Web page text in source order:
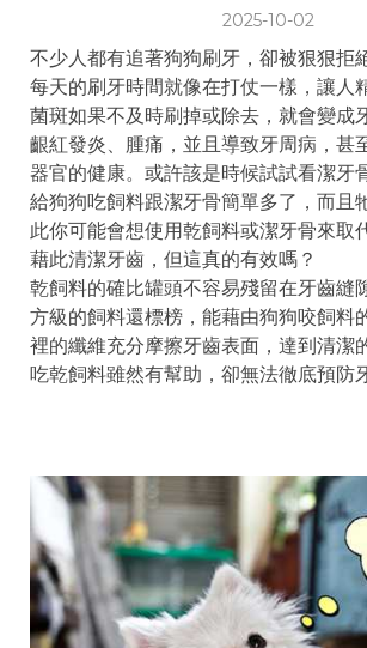
2025-10-02
不少人都有追著狗狗刷牙，卻被狠狠拒
每天的刷牙時間就像在打仗一樣，讓人
菌斑如果不及時刷掉或除去，就會變成
齦紅發炎、腫痛，並且導致牙周病，甚
器官的健康。或許該是時候試試看潔牙
給狗狗吃飼料跟潔牙骨簡單多了，而且
此你可能會想使用乾飼料或潔牙骨來取
藉此清潔牙齒，但這真的有效嗎？
乾飼料的確比罐頭不容易殘留在牙齒縫
方級的飼料還標榜，能藉由狗狗咬飼料
裡的纖維充分摩擦牙齒表面，達到清潔
吃乾飼料雖然有幫助，卻無法徹底預防